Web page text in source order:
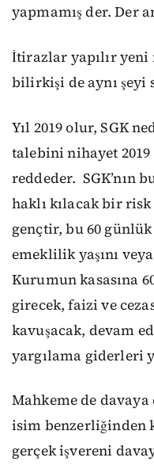
yapmamış der. Der
İtirazlar yapılır yeni
bilirkişi de aynı şeyi
Yıl 2019 olur, SGK
talebini nihayet
reddeder. SGK’nın
haklı kılacak bir
gençtir, bu 60
emeklilik yaşını
Kurumun kasasına
girecek, faizi ve
kavuşacak, devam
yargılama giderleri
Mahkeme de
isim benzerliğinden
gerçek işvereni